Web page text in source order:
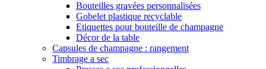
Bouteilles gravées personnalisées
Gobelet plastique recyclable
Etiquettes pour bouteille de champagne
Décor de la table
Capsules de champagne : rangement
Timbrage a sec